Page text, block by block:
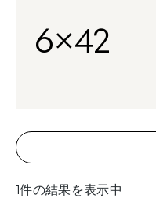
6×42
1件の結果を表示中